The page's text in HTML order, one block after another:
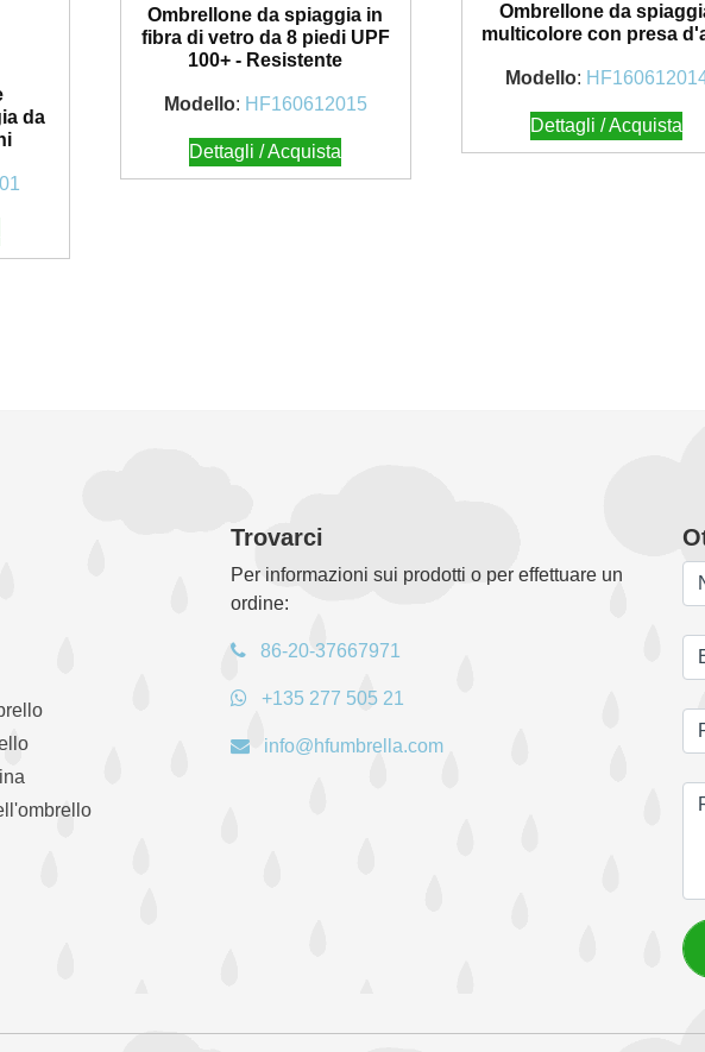
da
Ombrellone da spiaggia in
fibra di vetro da 8 piedi UPF
100+ - Resistente
Modello: HF160612015
Dettagli / Acquista
Ombrellone da
multicolore con presa
Modello:
Dettagli / Acquista
Trovarci
Per informazioni sui prodotti o per effettuare un
ordine:
86-20-37667971
+135 277 505 21
info@hfumbrella.com